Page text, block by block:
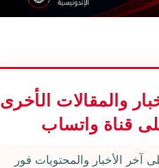
والمقالات الأخرى
قناة واتساب
آخر الأخبار والمحتويات فور